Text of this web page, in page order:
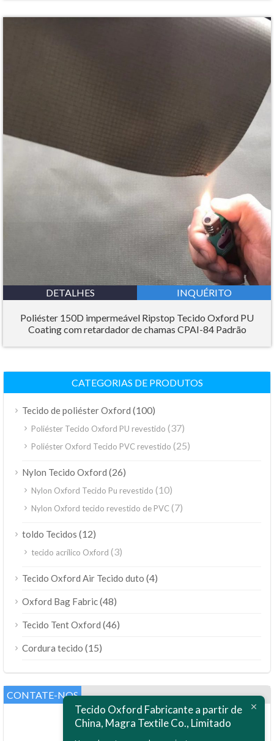
DETALHES INQUÉRITO
Poliéster 150D impermeável Ripstop Tecido Oxford PU
Coating com retardador de chamas CPAI-84 Padrão
CATEGORIAS DE PRODUTOS
Tecido de poliéster Oxford (100)
Poliéster Tecido Oxford PU revestido (37)
Poliéster Oxford Tecido PVC revestido (25)
Nylon Tecido Oxford (26)
Nylon Oxford Tecido Pu revestido (10)
Nylon Oxford tecido revestido de PVC(7)
toldo Tecidos (12)
tecido acrílico Oxford (3)
Tecido Oxford Air Tecido duto (4)
Oxford Bag Fabric(48)
Tecido Tent Oxford (46)
Cordura tecido (15)
CONTATE-NOS
Tecido Oxford Fabricante a partir de
China, Magra Textile Co., Limitado